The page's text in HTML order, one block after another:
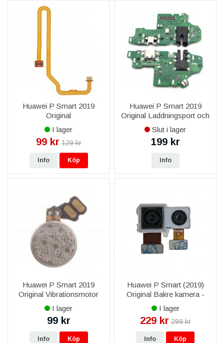
Huawei P Smart 2019
Original
Fingeravtrycksläsare
Flexkabel
I lager
99 kr 129 kr
Info Köp
Huawei P Smart 2019
Original Laddningsport och
Mikrofon
Slut i lager
199 kr
Info
Huawei P Smart 2019
Original Vibrationsmotor
I lager
99 kr
Info Köp
Huawei P Smart (2019)
Original Bakre kamera -
02352HWF
I lager
229 kr 299 kr
Info Köp